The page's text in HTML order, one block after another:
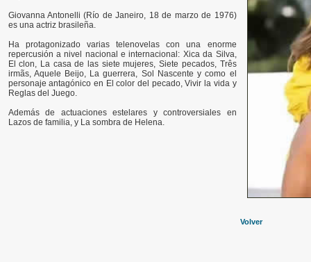
Giovanna Antonelli (Río de Janeiro, 18 de marzo de 1976)
es una actriz brasileña.
Ha protagonizado varias telenovelas con una enorme
repercusión a nivel nacional e internacional: Xica da Silva,
El clon, La casa de las siete mujeres, Siete pecados, Três
irmãs, Aquele Beijo, La guerrera, Sol Nascente y como el
personaje antagónico en El color del pecado, Vivir la vida y
Reglas del Juego.
Además de actuaciones estelares y controversiales en
Lazos de familia, y La sombra de Helena.
Volver